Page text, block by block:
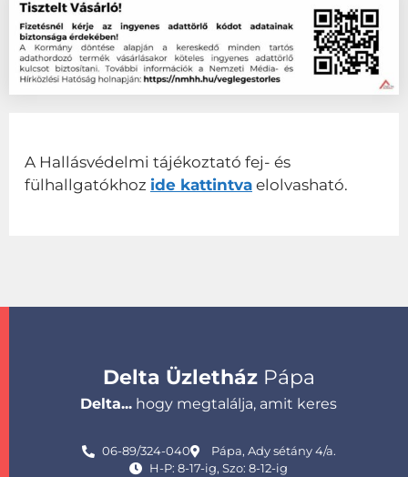
A Hallásvédelmi tájékoztató fej- és
fülhallgatókhoz ide kattintva elolvasható.
Delta ÜzletházPápa
Delta... hogy megtalálja, amit keres
06-89/324-040
Pápa, Ady sétány 4/a.
H-P: 8-17-ig, Szo: 8-12-ig